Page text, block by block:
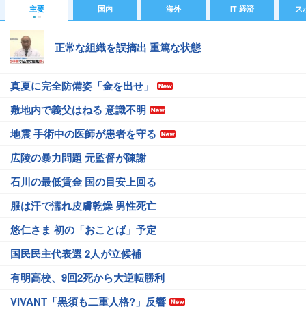
主要 国内 海外 IT 経済 ス
正常な組織を誤摘出 重篤な状態
真夏に完全防備姿「金を出せ」
敷地内で義父はねる 意識不明
地震 手術中の医師が患者を守る
広陵の暴力問題 元監督が陳謝
石川の最低賃金 国の目安上回る
服は汗で濡れ皮膚乾燥 男性死亡
悠仁さま 初の「おことば」予定
国民民主代表選 2人が立候補
有明高校、9回2死から大逆転勝利
VIVANT「黒須も二重人格?」反響